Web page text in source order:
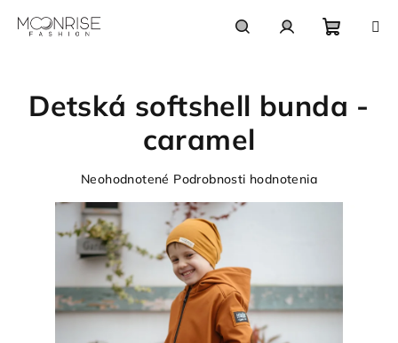
košík
Detská softshell bunda -
caramel
Priemerné
produktu
je
0,0
z
5
hviezdičiek.
Neohodnotené Podrobnosti hodnotenia